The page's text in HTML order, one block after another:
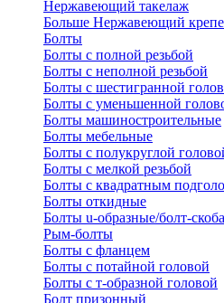
Нержавеющий такелаж
Больше Нержавеющий
Болты
Болты с полной резьбой
Болты с неполной резьбой
Болты с шестигранной
Болты с уменьшенной
Болты машиностроительные
Болты мебельные
Болты с полукруглой
Болты с мелкой резьбой
Болты с квадратным
Болты откидные
Болты u-образные/болт-скоба
Рым-болты
Болты с фланцем
Болты с потайной головой
Болты с т-образной головой
Болт призонный